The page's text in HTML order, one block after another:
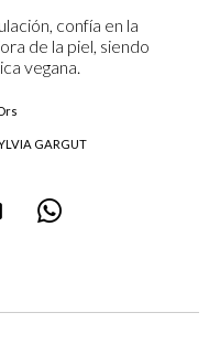
confía en la
de la piel, siendo
vegana.
GARGUT